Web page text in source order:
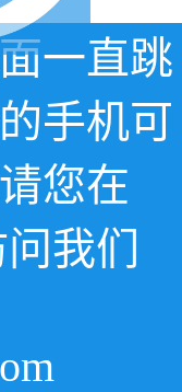
一直跳
手机可
您在
我们